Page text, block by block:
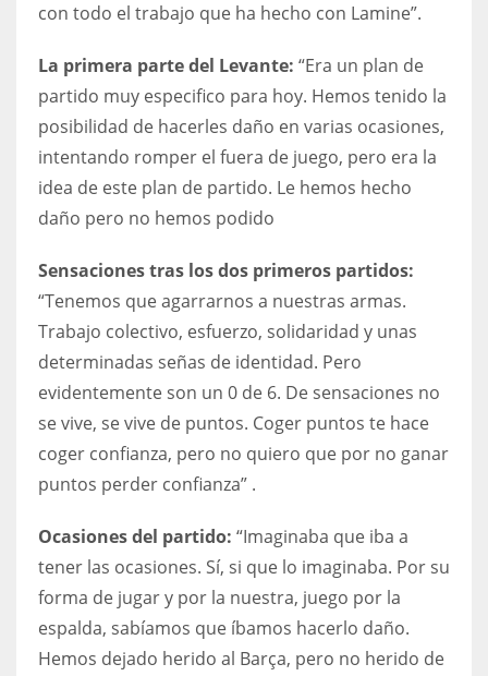
con todo el trabajo que ha hecho con Lamine”.
La primera parte del Levante: “Era un plan de
partido muy especifico para hoy. Hemos tenido la
posibilidad de hacerles daño en varias ocasiones,
intentando romper el fuera de juego, pero era la
idea de este plan de partido. Le hemos hecho
daño pero no hemos podido
Sensaciones tras los dos primeros partidos:
“Tenemos que agarrarnos a nuestras armas.
Trabajo colectivo, esfuerzo, solidaridad y unas
determinadas señas de identidad. Pero
evidentemente son un 0 de 6. De sensaciones no
se vive, se vive de puntos. Coger puntos te hace
coger confianza, pero no quiero que por no ganar
puntos perder confianza” .
Ocasiones del partido: “Imaginaba que iba a
tener las ocasiones. Sí, si que lo imaginaba. Por su
forma de jugar y por la nuestra, juego por la
espalda, sabíamos que íbamos hacerlo daño.
Hemos dejado herido al Barça, pero no herido de